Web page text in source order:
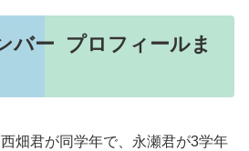
バー プロフィールま
畑君が同学年で、永瀬君が3学年